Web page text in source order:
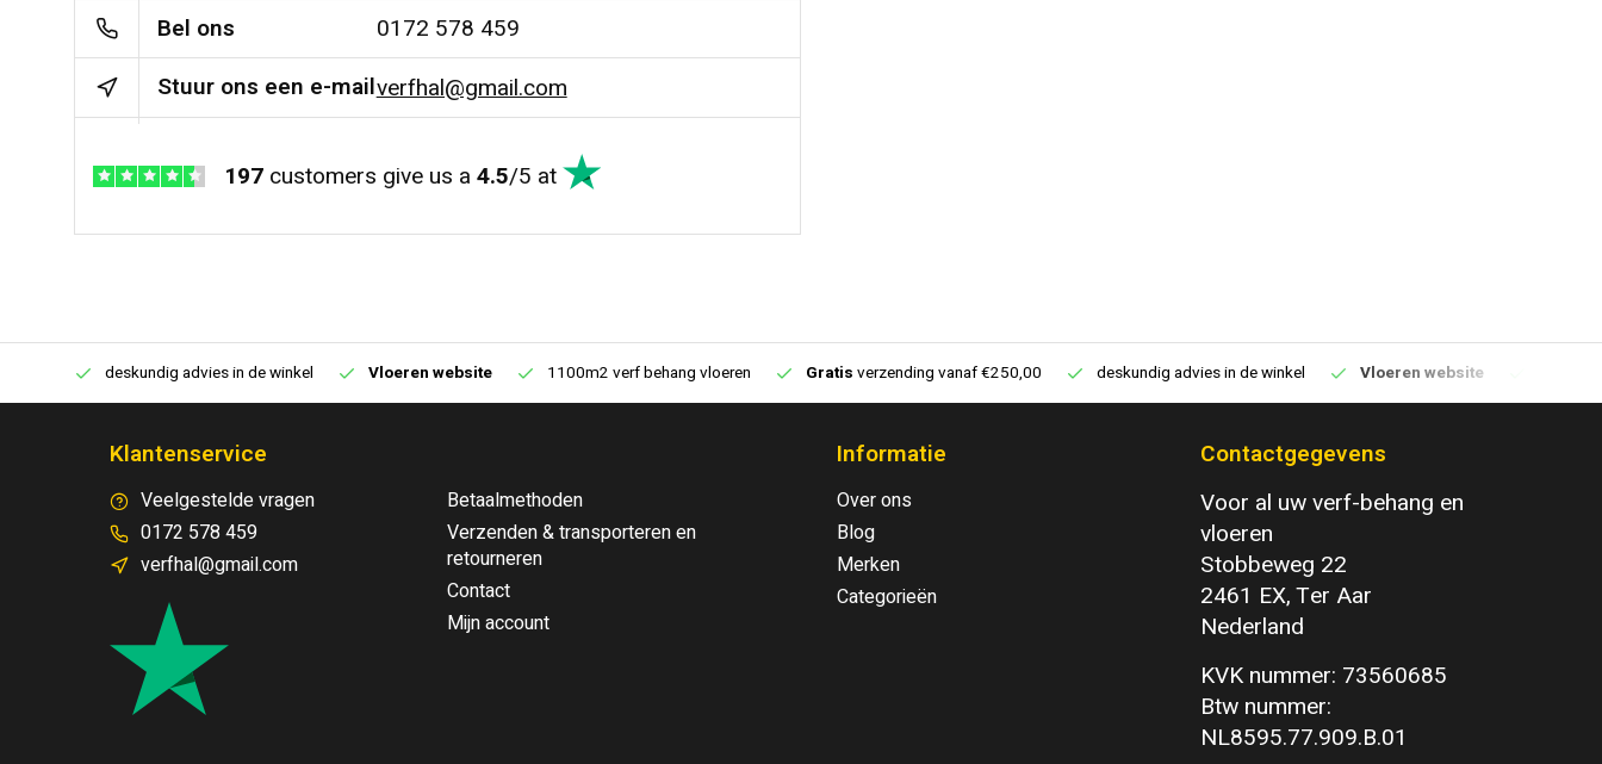
Bel ons
0172 578 459
Stuur ons een e-mailverfhal@gmail.com
197 customers give us a 4.5/5 at
deskundig advies in de winkel Vloeren website 1100m2 verf behang vloeren Gratis verzending vanaf €250,00 deskundig advies in de winkel Vloeren website
Klantenservice
Veelgestelde vragen
0172 578 459
verfhal@gmail.com
Betaalmethoden
Verzenden & transporteren en
retourneren
Contact
Mijn account
Informatie
Over ons
Blog
Merken
Categorieën
Contactgegevens
Voor al uw verf-behang en
vloeren
Stobbeweg 22
2461 EX, Ter Aar
Nederland
KVK nummer: 73560685
Btw nummer:
NL8595.77.909.B.01